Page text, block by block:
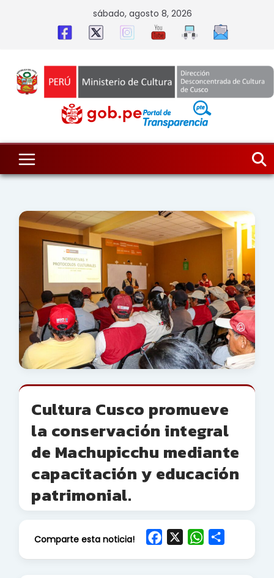
sábado, agosto 8, 2026
Cultura Cusco promueve
la conservación integral
de Machupicchu mediante
capacitación y educación
patrimonial.
Comparte esta noticia!
W